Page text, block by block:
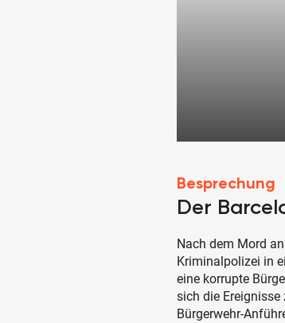
Besprechung
Der
Nach dem Mord
Kriminalpolizei in
eine korrupte
sich die
Bürgerwehr-